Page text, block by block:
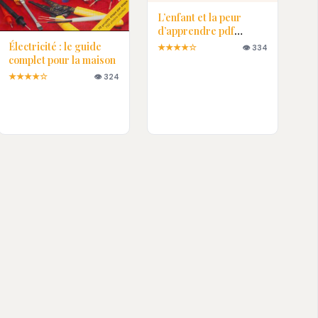
Électricité : le guide
complet pour la maison
★★★★☆ 👁 324
L’enfant et la peur
d’apprendre pdf
gratuit
★★★★☆ 👁 334